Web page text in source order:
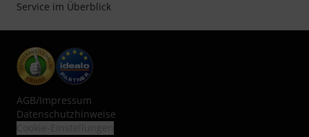
Service im Überblick
AGB/Impressum
Datenschutzhinweise